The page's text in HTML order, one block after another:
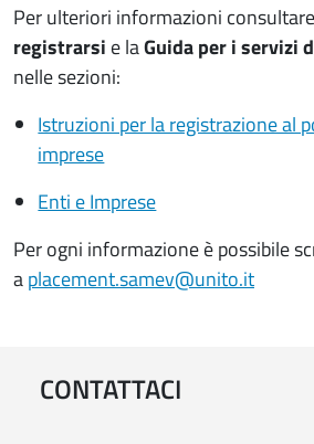
Per ulteriori informazioni
registrarsi e laGuida per i servizi
nelle sezioni:
Istruzioni per la registrazione al
imprese
Enti e Imprese
Per ogni informazione è possibile
aplacement.samev@unito.it
CONTATTACI